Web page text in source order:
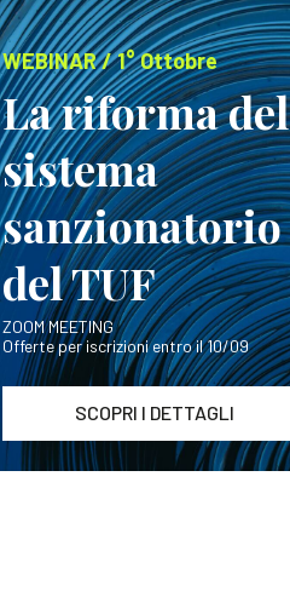
WEBINAR / 1° Ottobre
La riforma del
sistema
sanzionatorio
del TUF
ZOOM MEETING
Offerte per iscrizioni entro il 10/09
SCOPRI I DETTAGLI